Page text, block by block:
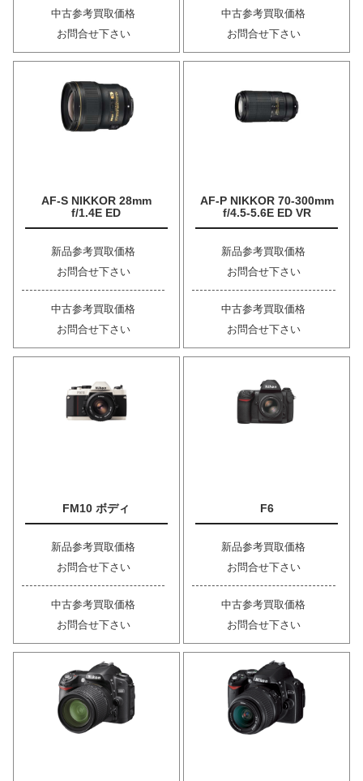
中古参考買取価格
お問合せ下さい
中古参考買取価格
お問合せ下さい
AF-S NIKKOR 28mm
f/1.4E ED
新品参考買取価格
お問合せ下さい
中古参考買取価格
お問合せ下さい
AF-P NIKKOR 70-300mm
f/4.5-5.6E ED VR
新品参考買取価格
お問合せ下さい
中古参考買取価格
お問合せ下さい
FM10 ボディ
新品参考買取価格
お問合せ下さい
中古参考買取価格
お問合せ下さい
F6
新品参考買取価格
お問合せ下さい
中古参考買取価格
お問合せ下さい